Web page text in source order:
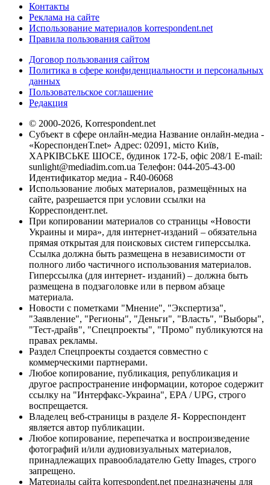
Контакты
Реклама на сайте
Использование материалов korrespondent.net
Правила пользования сайтом
Договор пользования сайтом
Политика в сфере конфиденциальности и персональных
данных
Пользовательское соглашение
Редакция
© 2000-2026, Korrespondent.net
Субъект в сфере онлайн-медиа Название онлайн-медиа -
«КореспонденТ.net» Адрес: 02091, місто Київ,
ХАРКІВСЬКЕ ШОСЕ, будинок 172-Б, офіс 208/1 E-mail:
sunlight@mediadim.com.ua Телефон: 044-205-43-00
Идентификатор медиа - R40-06068
Использование любых материалов, размещённых на
сайте, разрешается при условии ссылки на
Корреспондент.net.
При копировании материалов со страницы «Новости
Украины и мира», для интернет-изданий – обязательна
прямая открытая для поисковых систем гиперссылка.
Ссылка должна быть размещена в независимости от
полного либо частичного использования материалов.
Гиперссылка (для интернет- изданий) – должна быть
размещена в подзаголовке или в первом абзаце
материала.
Новости с пометками "Мнение", "Экспертиза",
"Заявление", "Регионы", "Деньги", "Власть", "Выборы",
"Тест-драйв", "Спецпроекты", "Промо" публикуются на
правах рекламы.
Раздел Спецпроекты создается совместно с
коммерческими партнерами.
Любое копирование, публикация, републикация и
другое распространение информации, которое содержит
ссылку на "Интерфакс-Украина", EPA / UPG, строго
воспрещается.
Владелец веб-страницы в разделе Я- Корреспондент
является автор публикации.
Любое копирование, перепечатка и воспроизведение
фотографий и/или аудиовизуальных материалов,
принадлежащих правообладателю Getty Images, строго
запрещено.
Материалы сайта korrespondent.net предназначены для